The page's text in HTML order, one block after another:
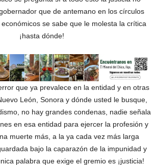
que de antemano en los círculos
se sabe que le molesta la crítica
¡hasta dónde!
que ya prevalece en la entidad y en otras
León, Sonora y dónde usted le busque,
no hay grandes condenas, nadie señala
en esa entidad para ejercer la profesión y
muerte más, a la ya cada vez más larga
bajo la caparazón de la impunidad y
palabra que exige el gremio es ¡justicia!